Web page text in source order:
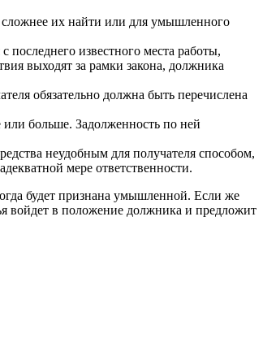
их найти или для умышленного
известного места работы,
выходят за рамки закона, должника
обязательно должна быть перечислена
больше. Задолженность по ней
неудобным для получателя способом,
мере ответственности.
будет признана умышленной. Если же
войдет в положение должника и предложит